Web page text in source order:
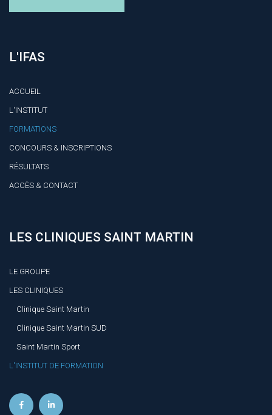
L'IFAS
ACCUEIL
L'INSTITUT
FORMATIONS
CONCOURS & INSCRIPTIONS
RÉSULTATS
ACCÈS & CONTACT
LES CLINIQUES SAINT MARTIN
LE GROUPE
LES CLINIQUES
Clinique Saint Martin
Clinique Saint Martin SUD
Saint Martin Sport
L'INSTITUT DE FORMATION